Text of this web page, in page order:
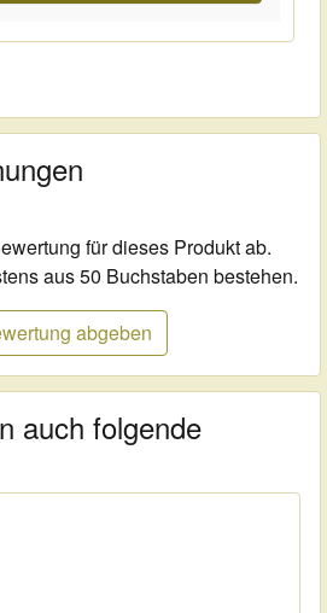
für dieses Produkt ab.
aus 50 Buchstaben bestehen.
abgeben
auch folgende